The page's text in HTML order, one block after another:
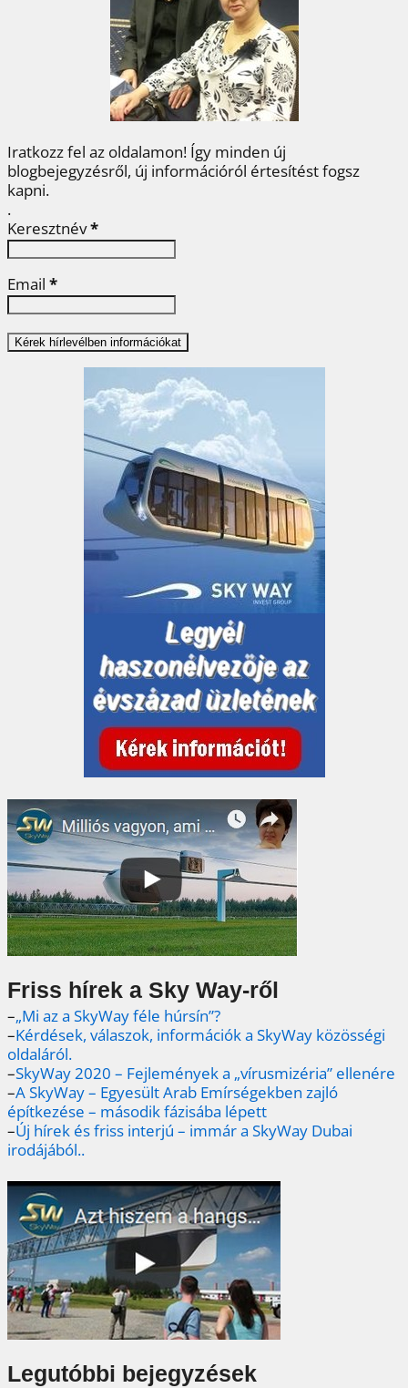
o
k
r
e
s
t
I
n
e
g
Iratkozz fel az oldalamon! Így minden új
blogbejegyzésről, új információról értesítést fogsz
kapni.
.
Keresztnév*
Email *
Friss hírek a Sky Way-ről
–„Mi az a SkyWay féle húrsín”?
–Kérdések, válaszok, információk a SkyWay közösségi
oldaláról.
–SkyWay 2020 – Fejlemények a „vírusmizéria” ellenére
–A SkyWay – Egyesült Arab Emírségekben zajló
építkezése – második fázisába lépett
–Új hírek és friss interjú – immár a SkyWay Dubai
irodájából..
Legutóbbi bejegyzések